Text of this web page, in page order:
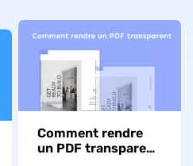
Comment rendre
un PDF transparent